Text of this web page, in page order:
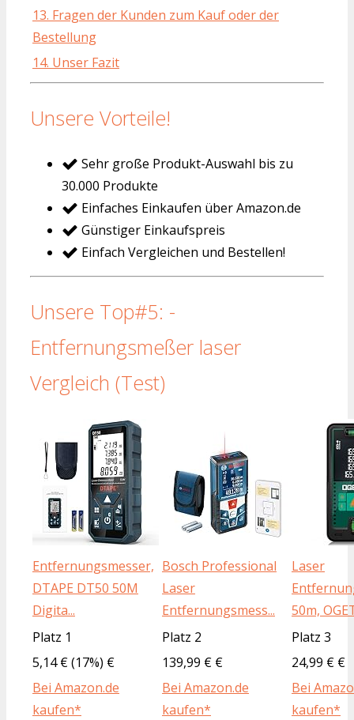
13. Fragen der Kunden zum Kauf oder der
Bestellung
14. Unser Fazit
Unsere Vorteile!
Sehr große Produkt-Auswahl bis zu
30.000 Produkte
Einfaches Einkaufen über Amazon.de
Günstiger Einkaufspreis
Einfach Vergleichen und Bestellen!
Unsere Top#5: -
Entfernungsmeßer laser
Vergleich (Test)
Entfernungsmesser,
DTAPE DT50 50M
Digita...
Bosch Professional
Laser
Entfernungsmess...
Laser
50m,
Platz 1
Platz 2
Platz 3
5,14 € (17%) €
139,99 € €
24,99 € €
Bei Amazon.de
kaufen*
Bei Amazon.de
kaufen*
Bei
kaufen*